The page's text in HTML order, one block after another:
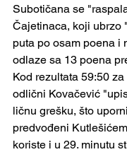
Subotičana se
Čajetinaca, koji ubrzo
puta po osam poena i
odlaze sa 13 poena
Kod rezultata 59:50
odlični Kovačević
ličnu grešku, što
predvođeni
koriste i u 29. minutu